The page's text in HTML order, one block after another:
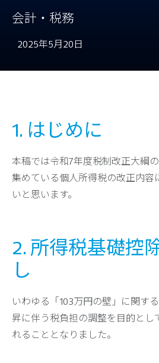
会計・税務
2025年5月20日
1. はじめに
本稿では令和7年度税制改正大綱
集めている個人所得税の改正内容
いと思います。
2. 所得税基礎控
し
いわゆる「103万円の壁」に関す
昇に伴う税負担の調整を目的とし
れることとなりました。